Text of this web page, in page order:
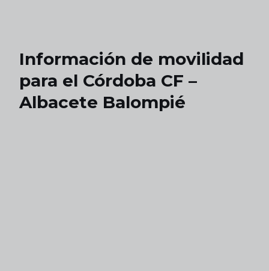
Información de movilidad
para el Córdoba CF –
Albacete Balompié